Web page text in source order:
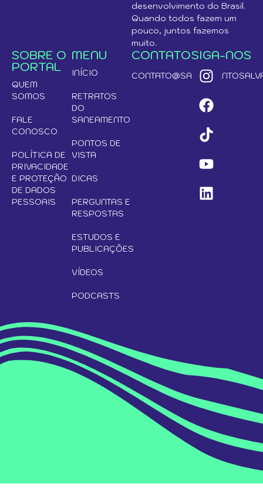
desenvolvimento do Brasil.
Quando todos fazem um
pouco, juntos fazemos
muito.
SOBRE O
PORTAL
QUEM
SOMOS
FALE
CONOSCO
POLÍTICA DE
PRIVACIDADE
E PROTEÇÃO
DE DADOS
PESSOAIS
MENU
INÍCIO
RETRATOS
DO
SANEAMENTO
PONTOS DE
VISTA
DICAS
PERGUNTAS E
RESPOSTAS
ESTUDOS E
PUBLICAÇÕES
VÍDEOS
PODCASTS
CONTATOSIGA-NOS